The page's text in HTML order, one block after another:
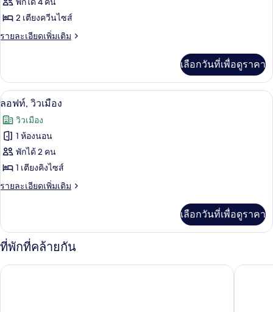
เตียง,
ความ
สะดวก
สำหรับ
ผู้
พิการ
คิง
ไซส์
เตียง,
ความ
สะดวก
สำหรับ
ผู้
พิการ
ทั้งหมด
ของ
ห้อง
เตียง
ควีน
ไซส์
2
เตียง,
พร้อม
สิ่ง
อำนวย
สะดวก
สำหรับ
ผู้
2 เตียงควีนไซส์
รายละเอียดเพิ่มเติม
ราย
เกี่ยว
กับ
ห้อง
เตียง
ควีน
2
เตียง,
สิ่ง
สำหรับ
ผู้
พิการ
เลือกวันที่เพื่อดูราคา
เปิด
ภาพถ่าย
ทั้งหมด
ของ
ลอฟท์,
วิว
ลอฟท์, วิวเมือง | ผ้าปูที่นอน Frette จา
1
ลอฟท์, วิวเมือง
วิวเมือง
1 ห้องนอน
พักได้ 2 คน
1 เตียงคิงไซส์
รายละเอียดเพิ่มเติม
ราย
เกี่ยว
กับ
ลอฟท์,
เมือง
เลือกวันที่เพื่อดูราคา
ที่พักที่คล้ายกัน
ดีแอกนี้ บอสตัน ไฮแอทรี